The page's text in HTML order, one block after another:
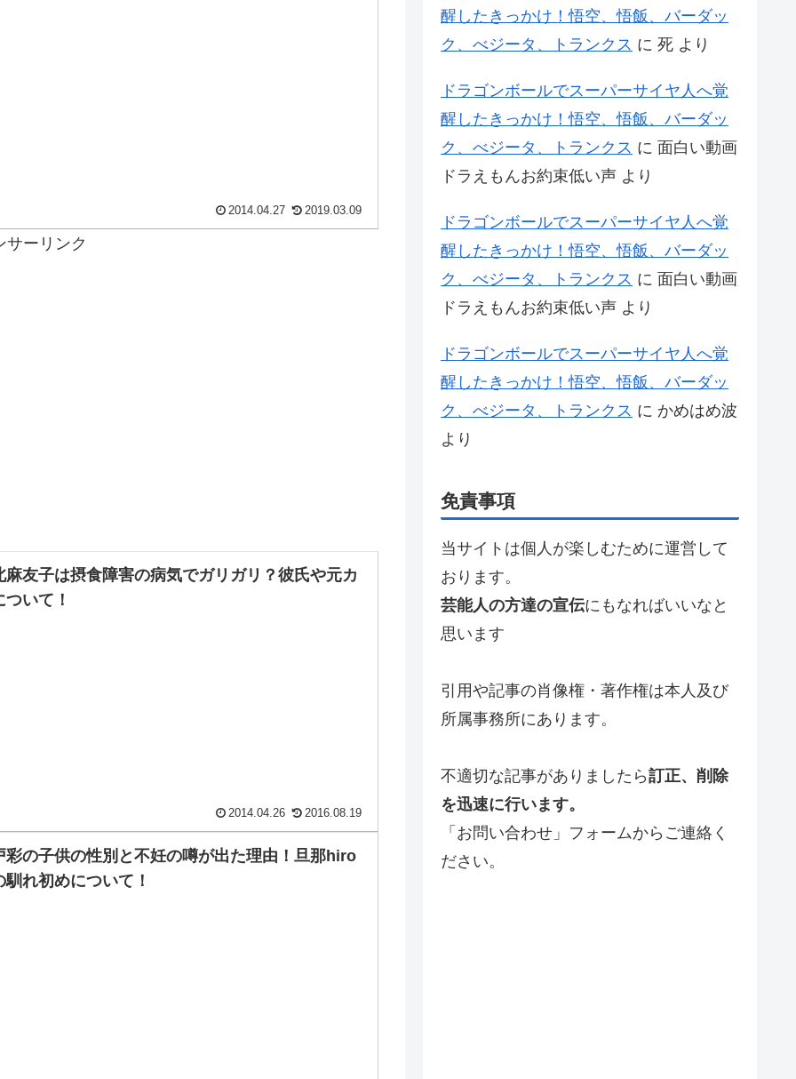
2014.04.27 2019.03.09
サーリンク
麻友子は摂食障害の病気でガリガリ？彼氏や元カ
ついて！
2014.04.26 2016.08.19
彩の子供の性別と不妊の噂が出た理由！旦那hiro
馴れ初めについて！
醒したきっかけ！悟空、悟飯、バーダッ
ク、べジータ、トランクス に 死 より
ドラゴンボールでスーパーサイヤ人へ覚
醒したきっかけ！悟空、悟飯、バーダッ
ク、べジータ、トランクス に 面白い動画
ドラえもんお約束低い声 より
ドラゴンボールでスーパーサイヤ人へ覚
醒したきっかけ！悟空、悟飯、バーダッ
ク、べジータ、トランクス に 面白い動画
ドラえもんお約束低い声 より
ドラゴンボールでスーパーサイヤ人へ覚
醒したきっかけ！悟空、悟飯、バーダッ
ク、べジータ、トランクス に かめはめ波
より
免責事項
当サイトは個人が楽しむために運営して
おります。
芸能人の方達の宣伝にもなればいいなと
思います
引用や記事の肖像権・著作権は本人及び
所属事務所にあります。
不適切な記事がありましたら訂正、削除
を迅速に行います。
「お問い合わせ」フォームからご連絡く
ださい。